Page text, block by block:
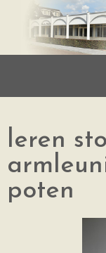
leren
poten